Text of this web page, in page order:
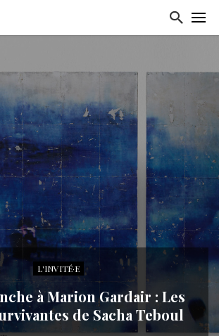
L'INVITÉ·E
à Marion Gardair : Les
de Sacha Teboul